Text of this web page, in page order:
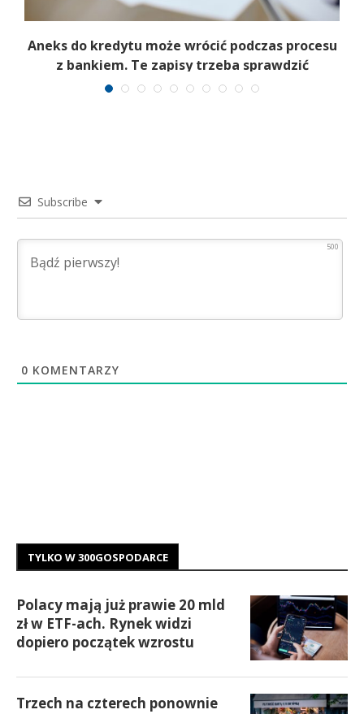
Aneks do kredytu może wrócić podczas procesu
z bankiem. Te zapisy trzeba sprawdzić
Subscribe
500
0 KOMENTARZY
TYLKO W 300GOSPODARCE
Polacy mają już prawie 20 mld
zł w ETF-ach. Rynek widzi
dopiero początek wzrostu
Trzech na czterech ponownie